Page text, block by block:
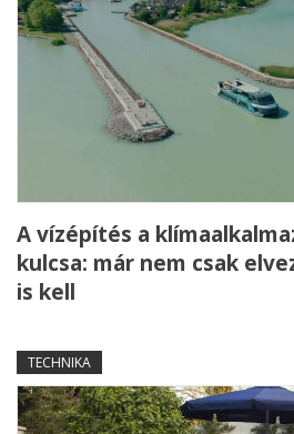
A vízépítés a
kulcsa: már nem csak
is kell
TECHNIKA